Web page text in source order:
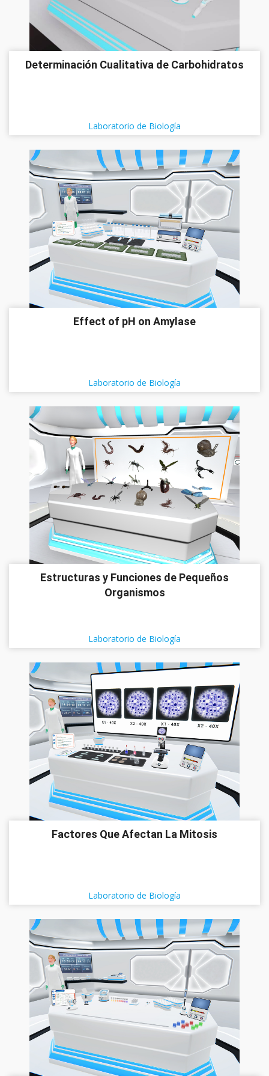
Determinación Cualitativa de Carbohidratos
Laboratorio de Biología
Effect of pH on Amylase
Laboratorio de Biología
Estructuras y Funciones de Pequeños
Organismos
Laboratorio de Biología
Factores Que Afectan La Mitosis
Laboratorio de Biología